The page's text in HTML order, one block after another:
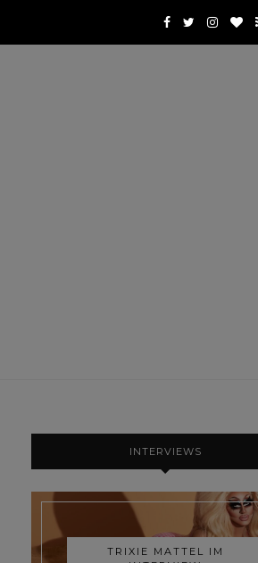
INTERVIEWS
TRIXIE MATTEL IM